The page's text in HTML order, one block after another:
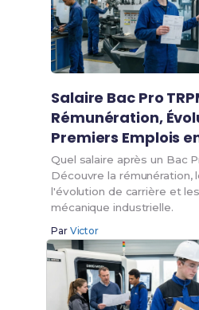
Salaire Bac Pro
Rémunération,
Premiers Emplois
Quel salaire après un Bac
Découvre la rémunération,
l'évolution de carrière et
mécanique industrielle.
Par Victor